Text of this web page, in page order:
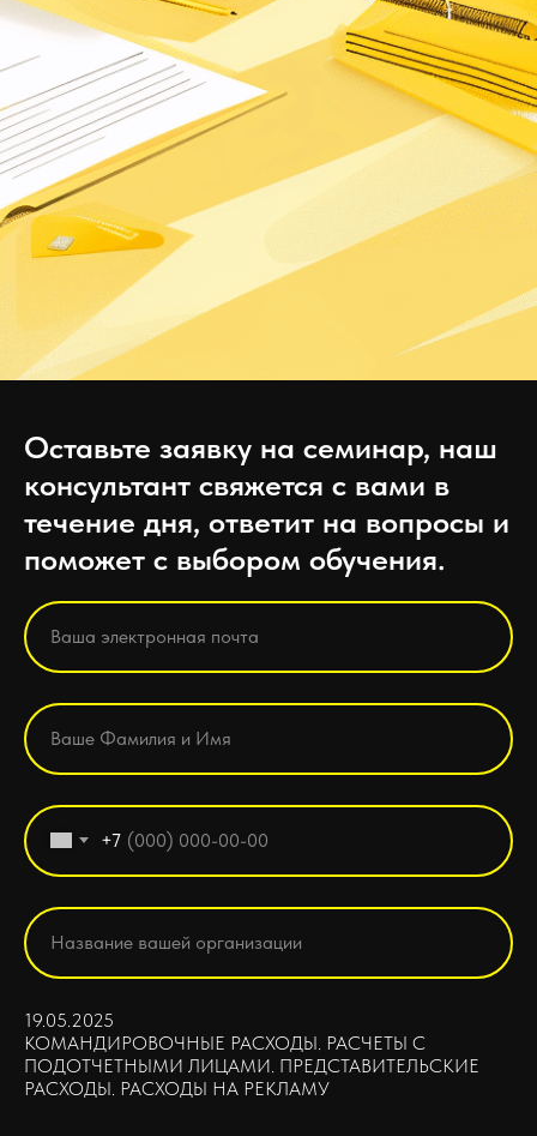
Оставьте заявку на семинар, наш
консультант свяжется с вами в
течение дня, ответит на вопросы и
поможет с выбором обучения.
+7
19.05.2025
КОМАНДИРОВОЧНЫЕ РАСХОДЫ. РАСЧЕТЫ С
ПОДОТЧЕТНЫМИ ЛИЦАМИ. ПРЕДСТАВИТЕЛЬСКИЕ
РАСХОДЫ. РАСХОДЫ НА РЕКЛАМУ